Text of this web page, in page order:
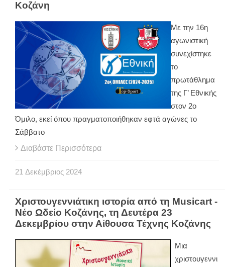
Κοζάνη
Με την 16η
αγωνιστική
συνεχίστηκε
το
πρωτάθλημα
της Γ’ Εθνικής
στον 2ο
Όμιλο, εκεί όπου πραγματοποιήθηκαν εφτά αγώνες το
Σάββατο
Διαβάστε Περισσότερα
21 Δεκέμβριος 2024
Χριστουγεννιάτικη ιστορία από τη Musicart -
Νέο Ωδείο Κοζάνης, τη Δευτέρα 23
Δεκεμβρίου στην Αίθουσα Τέχνης Κοζάνης
Μια
χριστουγεννι